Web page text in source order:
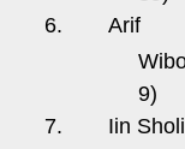
6.
Arif
9)
7.
Iin